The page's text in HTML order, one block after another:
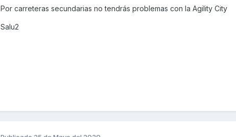
Por carreteras secundarias no tendrás problemas con la Agility City
Salu2